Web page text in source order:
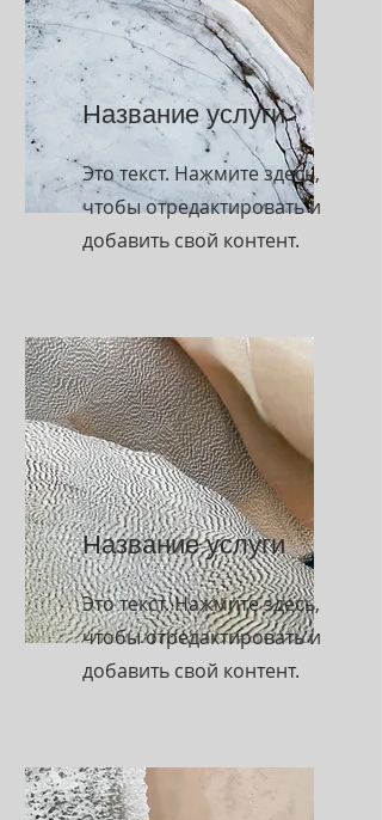
Название услуги
Это текст. Нажмите здесь,
чтобы отредактировать и
добавить свой контент.
Название услуги
Это текст. Нажмите здесь,
чтобы отредактировать и
добавить свой контент.